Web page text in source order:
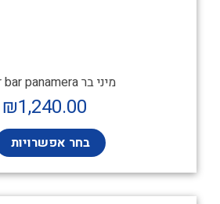
מיני בר Klear bar panamera
₪1,240.00
בחר אפשרויות